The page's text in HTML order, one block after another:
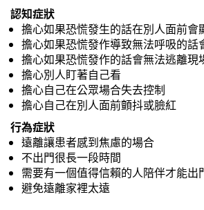
認知症狀
擔心如果恐慌發生的話在別人面前會
擔心如果恐慌發作導致無法呼吸的話
擔心如果恐慌發作的話會無法逃離現
擔心別人盯著自己看
擔心自己在公眾場合失去控制
擔心自己在別人面前顫抖或臉紅
行為症狀
遠離讓患者感到焦慮的場合
不出門很長一段時間
需要有一個值得信賴的人陪伴才能出
避免遠離家裡太遠